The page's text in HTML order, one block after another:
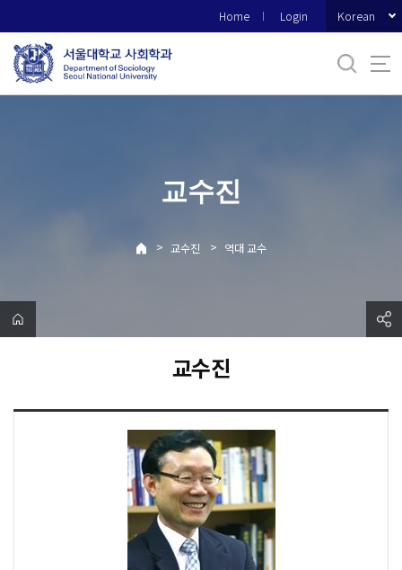
로
메
Home Login Korean
교수진
> 교수진 > 역대 교수
교수진